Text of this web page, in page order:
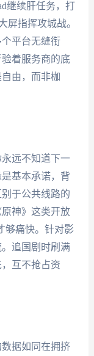
继续肝任务，打
屏指挥攻城战。
平台无缝衔
着服务商的底
由，而非枷
远不知道下一
基本承诺，背
于公共线路的
神》这类开放
够痛快。针对影
追国剧时刷满
互不抢占资
据如同在拥挤